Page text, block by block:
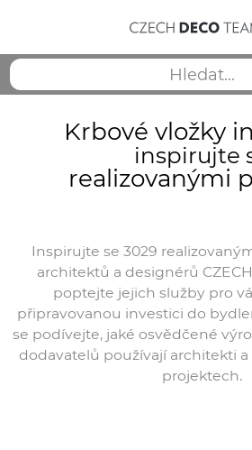
Krbové vložky
inspirujte
realizovanými
Inspirujte se 3029
architektů a designérů
poptejte jejich služby pro
připravovanou investici do
se podívejte, jaké osvědčené
dodavatelů používají architekti
projektech.